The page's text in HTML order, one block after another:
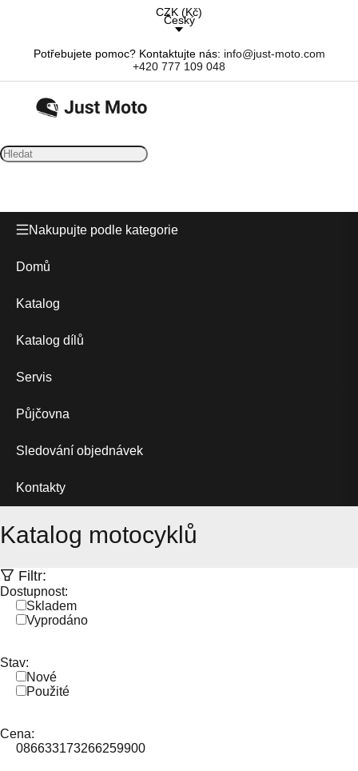
CZK (Kč)
Český
Potřebujete pomoc? Kontaktujte nás: info@just-moto.com
+420 777 109 048
Nakupujte podle kategorie
Domů
Katalog
Katalog dílů
Servis
Půjčovna
Sledování objednávek
Kontakty
Katalog motocyklů
Filtr:
Dostupnost:
Skladem
Vyprodáno
Stav:
Nové
Použité
Cena:
086633173266259900